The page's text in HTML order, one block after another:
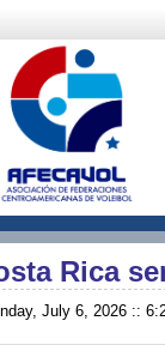
Rica
July 6, 2026 ::